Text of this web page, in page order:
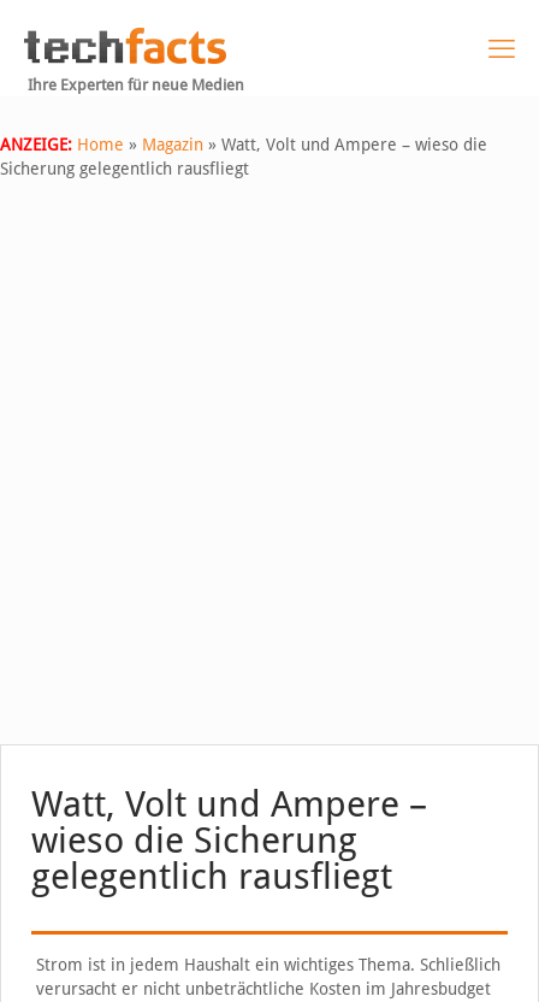
Ihre Experten für neue Medien
ANZEIGE: Home » Magazin » Watt, Volt und Ampere – wieso die
Sicherung gelegentlich rausfliegt
Watt, Volt und Ampere –
wieso die Sicherung
gelegentlich rausfliegt
Strom ist in jedem Haushalt ein wichtiges Thema. Schließlich
verursacht er nicht unbeträchtliche Kosten im Jahresbudget